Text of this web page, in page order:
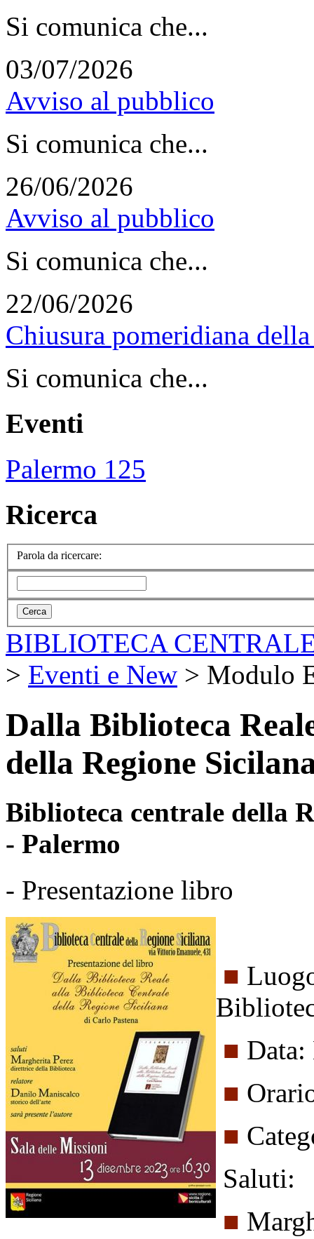
Si comunica che...
03/07/2026
Avviso al pubblico
Si comunica che...
26/06/2026
Avviso al pubblico
Si comunica che...
22/06/2026
Chiusura pomeridiana
Si comunica che...
Eventi
Palermo 125
Ricerca
Parola da ricercare:
BIBLIOTECA
> Eventi e New > Modulo
Dalla Biblioteca
della Regione
Biblioteca centrale della
- Palermo
- Presentazione libro
■
■
■
■
Saluti:
■